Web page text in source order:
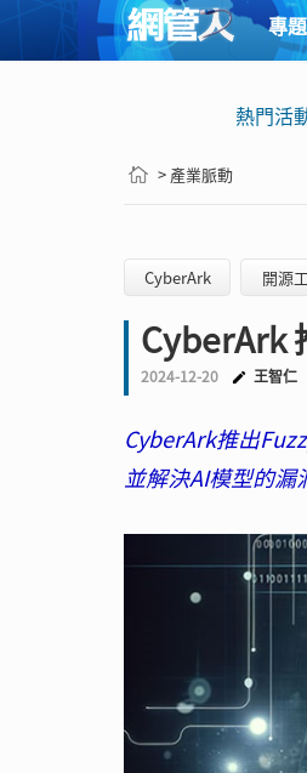
專
熱門活
> 產業脈動
CyberArk 開源
CyberArk
2024-12-20 王智仁
CyberArk推出
並解決AI模型的漏